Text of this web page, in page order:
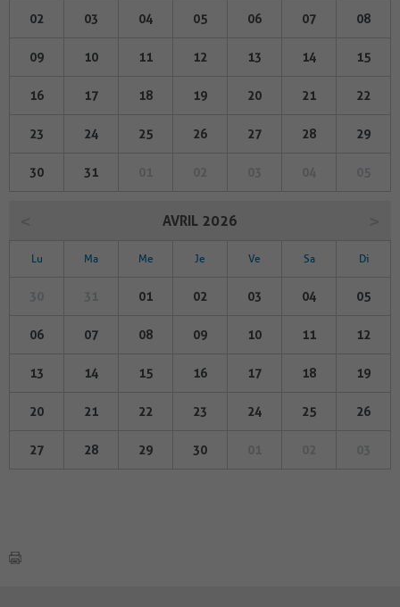
02 03 04 05 06 07 08
09 10 11 12 13 14 15
16 17 18 19 20 21 22
23 24 25 26 27 28 29
30 31
AVRIL 2026
Lu Ma Me Je Ve Sa Di
01 02 03 04 05
06 07 08 09 10 11 12
13 14 15 16 17 18 19
20 21 22 23 24 25 26
27 28 29 30